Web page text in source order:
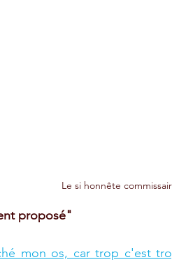
Le si honnête
proposé"
mon os, car trop c'est